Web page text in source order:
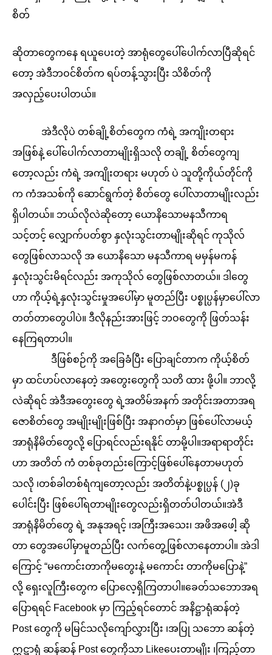
စိတ်
ဆိုတာတွေကနေ ရယူပေးတဲ့ အာရုံတွေပေါ်ပေါက်လာပြီဆိုရင်
တော့ အဲဒီဘဝင်စိတ်က ရပ်တန့်သွားပြီး သိစိတ်ကို
အလှည့်ပေးပါတယ်။
အဲဒီလိုပဲ တစ်ချို့စိတ်တွေက ကံရဲ့ အကျိုးတရား
အဖြစ်နဲ့ ပေါ်ပေါက်လာတာမျိုးရှိသလို တချို့ စိတ်တွေကျ
တော့လည်း ကံရဲ့ အကျိုးတရား မဟုတ် ပဲ သူတို့ကိုယ်တိုင်ကို
က ကံအသစ်ကို ဆောင်ရွက်တဲ့ စိတ်တွေ ပေါ်လာတာမျိုးလည်း
ရှိပါတယ်။ ဘယ်လိုလဲဆိုတော့ ယောနိသောမနသီကာရ
သင့်တင့် လျှောက်ပတ်စွာ နှလုံးသွင်းတာမျိုးဆိုရင် ကုသိုလ်
တွေဖြစ်လာသလို အ ယောနိသော မနသီကာရ မမှန်မကန်
နှလုံးသွင်းမိရင်လည်း အကုသိုလ် တွေဖြစ်လာတယ်။ ဒါတွေ
ဟာ ကိုယ့်ရဲ့နှလုံးသွင်းမှုအပေါ်မှာ မူတည်ပြီး ပစ္စုပ္ပန်မှာပေါ်လာ
တတ်တာတွေပါပဲ။ ဒီလိုနည်းအားဖြင့် ဘဝတွေကို ဖြတ်သန်း
နေကြရတာပါ။
ဒီဖြစ်စဉ်ကို အခြေခံပြီး ပြောချင်တာက ကိုယ့်စိတ်
မှာ ထင်ဟပ်လာနေတဲ့ အတွေးတွေကို သတိ ထား ဖို့ပါ။ ဘာလို့
လဲဆိုရင် အဲဒီအတွေးတွေ ရဲ့အတိမ်အနက် အတိုင်းအတာအရ
ဇောစိတ်တွေ အမျိုးမျိုးဖြစ်ပြီး အနာဂတ်မှာ ဖြစ်ပေါ်လာမယ့်
အာရုံနိမိတ်တွေလို့ ပြောရင်လည်းရနိုင် တာမို့ပါ။အရာရာတိုင်း
ဟာ အတိတ် ကံ တစ်ခုတည်းကြောင့်ဖြစ်ပေါ်နေတာမဟုတ်
သလို ၊တစ်ခါတစ်ရံကျတော့လည်း အတိတ်နဲ့ပစ္စုပ္ပန် (၂)ခု
ပေါင်းပြီး ဖြစ်ပေါ်ရတာမျိုးတွေလည်းရှိတတ်ပါတယ်။အဲဒီ
အာရုံနိမိတ်တွေ ရဲ့ အနုအရင့် ၊အကြီးအသေး၊ အဖိအဖေါ့ ဆို
တာ တွေအပေါ်မှာမူတည်ပြီး လက်တွေ့ဖြစ်လာနေတာပါ။ အဲဒါ
ကြောင့် “မကောင်းတာကိုမတွေးနဲ့ မကောင်း တာကိုမပြောနဲ့”
လို့ ရှေးလူကြီးတွေက ပြောလေ့ရှိကြတာပါ။ခေတ်သဘောအရ
ပြောရရင် Facebook မှာ ကြည့်ရင်တောင် အနိဋ္ဌာရုံဆန်တဲ့
Post တွေကို မမြင်သလိုကျော်လွှားပြီး ၊အပြု သဘော ဆန်တဲ့
ဣဋ္ဌာရုံ ဆန်ဆန် Post တွေကိုသာ Likeပေးတာမျိုး ၊ကြည့်တာ